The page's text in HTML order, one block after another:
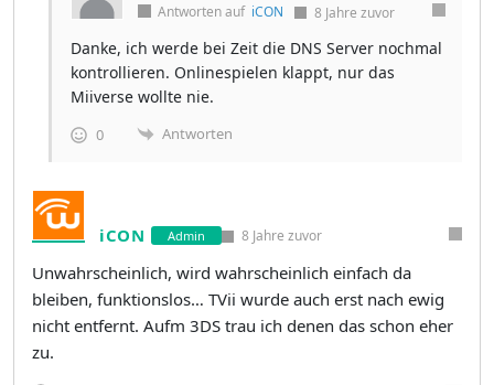
Antworten auf iCON 8 Jahre zuvor
Danke, ich werde bei Zeit die DNS Server nochmal
kontrollieren. Onlinespielen klappt, nur das
Miiverse wollte nie.
0 Antworten
iCON Admin 8 Jahre zuvor
Unwahrscheinlich, wird wahrscheinlich einfach da
bleiben, funktionslos… TVii wurde auch erst nach ewig
nicht entfernt. Aufm 3DS trau ich denen das schon eher
zu.